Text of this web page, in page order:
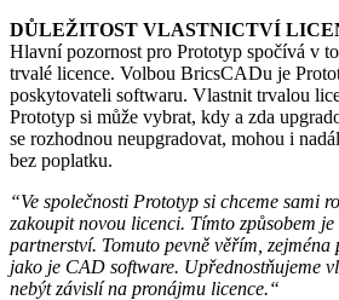
DŮLEŽITOST VLASTNICTVÍ
Hlavní pozornost pro Prototyp spočívá v
trvalé licence. Volbou BricsCADu je
poskytovateli softwaru. Vlastnit trvalou
Prototyp si může vybrat, kdy a zda
se rozhodnou neupgradovat, mohou i
bez poplatku.
“Ve společnosti Prototyp si chceme sami
zakoupit novou licenci. Tímto způsobem je
partnerství. Tomuto pevně věřím, zejména
jako je CAD software. Upřednostňujeme
nebýt závislí na pronájmu licence.“